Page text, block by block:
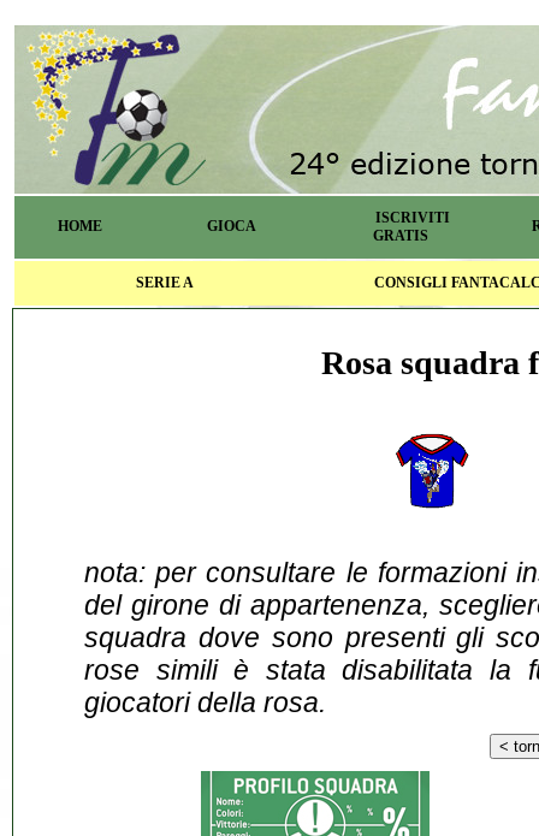
HOME GIOCA
ISCRIVITI
GRATIS
SERIE A CONSIGLI
Rosa squadra
nota: per consultare le formazioni
del girone di appartenenza,
squadra dove sono presenti gli
rose simili è stata disabilitata la
giocatori della rosa.